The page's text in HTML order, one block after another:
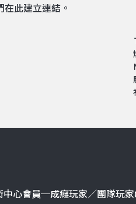
此建立連結。
中心會員─成癮玩家／團隊玩